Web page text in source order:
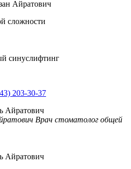
сложности
синуслифтинг
203-30-37
Врач стоматолог общей